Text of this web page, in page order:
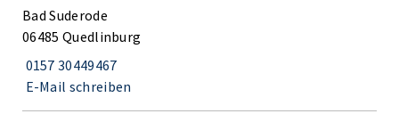
Bad Suderode
06485 Quedlinburg
0157 30449467
E-Mail schreiben